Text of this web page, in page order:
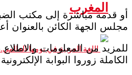
المغرب
أو قدمه مباشرة إلى مكتب
مجلس الجهة الكائن بالعنوان
للمزيد من المعلومات
الكاملة زوروا البوابة